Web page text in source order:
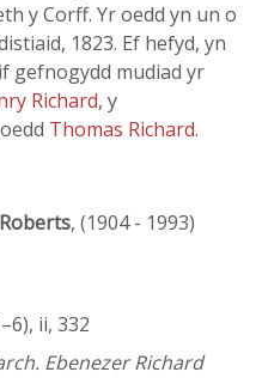
y Corff. Yr oedd yn un o
1823. Ef hefyd, yn
gefnogydd mudiad yr
Richard, y
Thomas Richard.
, (1904 - 1993)
ii, 332
Ebenezer Richard